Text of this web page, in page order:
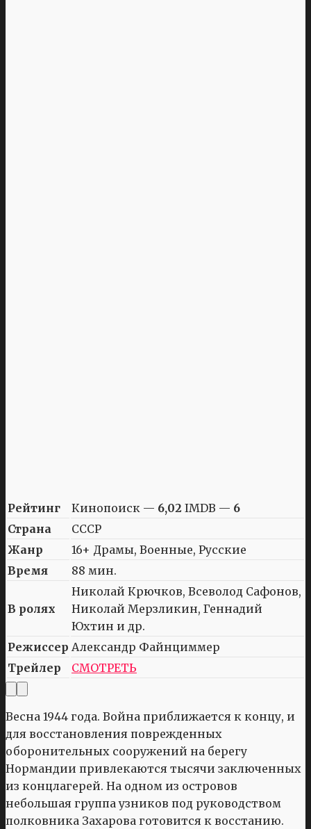
Рейтинг Кинопоиск — 6,02 IMDB — 6
Страна
СССР
Жанр
16+ Драмы, Военные, Русские
Время
88 мин.
В ролях
Николай Крючков, Всеволод Сафонов,
Николай Мерзликин, Геннадий
Юхтин и др.
Режиссер Александр Файнциммер
Трейлер
СМОТРЕТЬ
Весна 1944 года. Война приближается к концу, и
для восстановления поврежденных
оборонительных сооружений на берегу
Нормандии привлекаются тысячи заключенных
из концлагерей. На одном из островов
небольшая группа узников под руководством
полковника Захарова готовится к восстанию.